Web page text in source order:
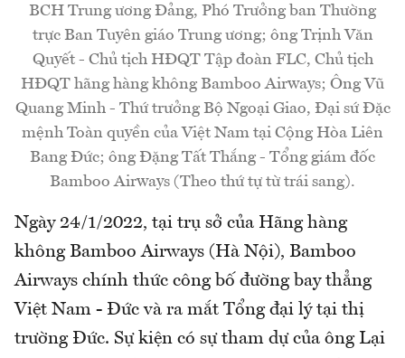
BCH Trung ương Đảng, Phó Trưởng ban Thường
trực Ban Tuyên giáo Trung ương; ông Trịnh Văn
Quyết - Chủ tịch HĐQT Tập đoàn FLC, Chủ tịch
HĐQT hãng hàng không Bamboo Airways; Ông Vũ
Quang Minh - Thứ trưởng Bộ Ngoại Giao, Đại sứ Đặc
mệnh Toàn quyền của Việt Nam tại Cộng Hòa Liên
Bang Đức; ông Đặng Tất Thắng - Tổng giám đốc
Bamboo Airways (Theo thứ tự từ trái sang).
Ngày 24/1/2022, tại trụ sở của Hãng hàng
không Bamboo Airways (Hà Nội), Bamboo
Airways chính thức công bố đường bay thẳng
Việt Nam - Đức và ra mắt Tổng đại lý tại thị
trường Đức. Sự kiện có sự tham dự của ông Lại